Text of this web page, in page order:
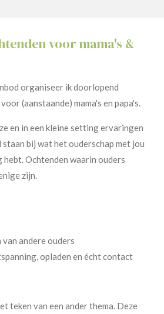
voor mama's &
organiseer ik doorlopend
(aanstaande) mama's en papa's.
en in een kleine setting ervaringen
bij wat het ouderschap met jou
Ochtenden waarin ouders
zijn.
andere ouders
opladen en écht contact
teken van een ander thema. Deze